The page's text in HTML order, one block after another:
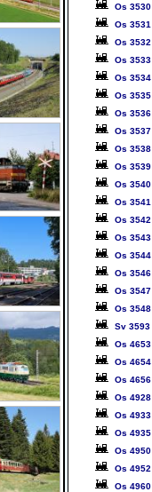
Os 3530
Os 3531
Os 3532
Os 3533
Os 3534
Os 3535
Os 3536
Os 3537
Os 3538
Os 3539
Os 3540
Os 3541
Os 3542
Os 3543
Os 3544
Os 3546
Os 3547
Os 3548
Sv 3593
Os 4653
Os 4654
Os 4656
Os 4928
Os 4933
Os 4935
Os 4950
Os 4952
Os 4960